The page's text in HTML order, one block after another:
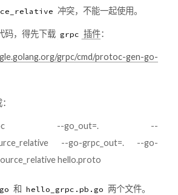
冲突，不能一起使用。
码，得先下载 grpc 插件：
grpc/cmd/protoc-gen-go-
protoc --go_out=. --
--go-grpc_out=. --go-
hello.proto
和 hello_grpc.pb.go 两个文件。